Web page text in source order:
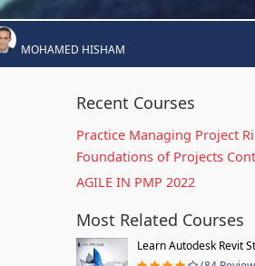
MOHAMED HISHAM
Recent Courses
Practice Managing Project Ri
Foundations of Projects Cont
AGILE IN PMP 2022
Most Related Courses
Learn Autodesk Revit